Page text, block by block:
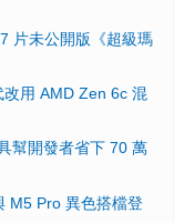
片未公開版《超級瑪
用 AMD Zen 6c 混
幫開發者省下 70 萬
M5 Pro 異色搭檔登